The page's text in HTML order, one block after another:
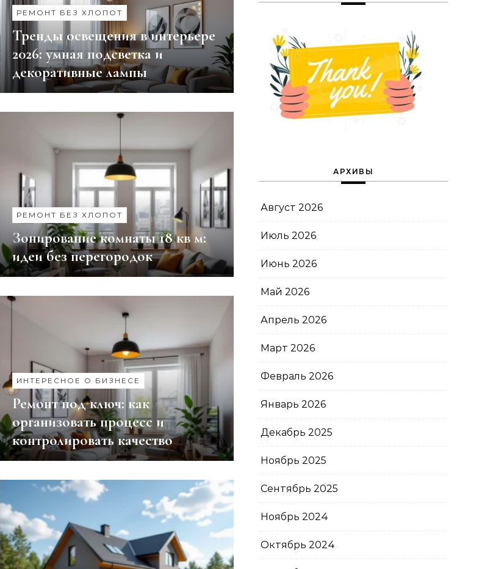
РЕМОНТ БЕЗ ХЛОПОТ
Тренды освещения в интерьере
2026: умная подсветка и
декоративные лампы
РЕМОНТ БЕЗ ХЛОПОТ
Зонирование комнаты 18 кв м:
идеи без перегородок
ИНТЕРЕСНОЕ О БИЗНЕСЕ
Ремонт под ключ: как
организовать процесс и
контролировать качество
АРХИВЫ
Август 2026
Июль 2026
Июнь 2026
Май 2026
Апрель 2026
Март 2026
Февраль 2026
Январь 2026
Декабрь 2025
Ноябрь 2025
Сентябрь 2025
Ноябрь 2024
Октябрь 2024